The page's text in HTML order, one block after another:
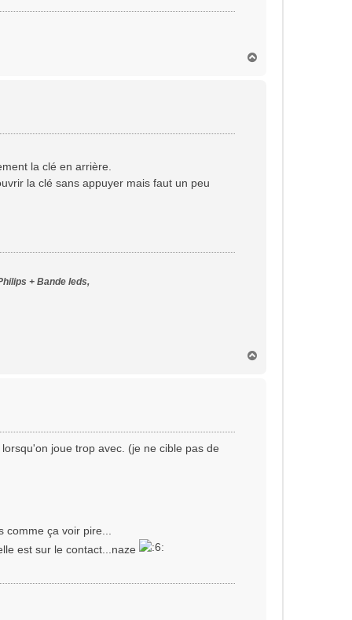
la clé en arrière.
la clé sans appuyer mais faut un peu
+ Bande leds,
joue trop avec. (je ne cible pas de
ça voir pire...
est sur le contact...naze